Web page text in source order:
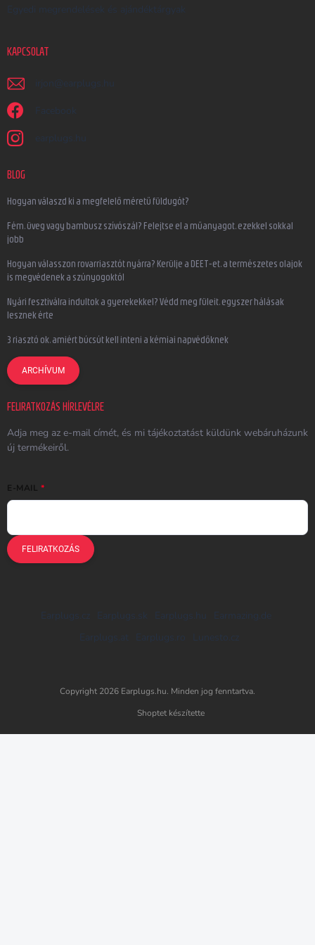
Egyedi megrendelések és ajándéktárgyak
KAPCSOLAT
irjon @ earplugs.hu
Facebook
earplugs.hu
BLOG
Hogyan válaszd ki a megfelelő méretű füldugót?
Fém, üveg vagy bambusz szívószál? Felejtse el a műanyagot, ezekkel sokkal
jobb
Hogyan válasszon rovarriasztót nyárra? Kerülje a DEET-et, a természetes olajok
is megvédenek a szúnyogoktól
Nyári fesztiválra indultok a gyerekekkel? Védd meg füleit, egyszer hálásak
lesznek érte
3 riasztó ok, amiért búcsút kell inteni a kémiai napvédőknek
ARCHÍVUM
FELIRATKOZÁS HÍRLEVÉLRE
Adja meg az e-mail címét, és mi tájékoztatást küldünk webáruházunk
új termékeiről.
E-MAIL
FELIRATKOZÁS
Earplugs.cz Earplugs.sk Earplugs.hu
Earmazing.de
Earplugs.at
Earplugs.ro Lunesto.cz
Shoptet készítette
Copyright 2026 Earplugs.hu. Minden jog fenntartva.